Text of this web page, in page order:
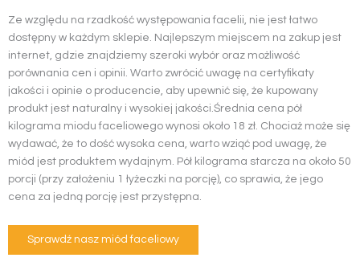
Ze względu na rzadkość występowania facelii, nie jest łatwo
dostępny w każdym sklepie. Najlepszym miejscem na zakup jest
internet, gdzie znajdziemy szeroki wybór oraz możliwość
porównania cen i opinii. Warto zwrócić uwagę na certyfikaty
jakości i opinie o producencie, aby upewnić się, że kupowany
produkt jest naturalny i wysokiej jakości.Średnia cena pół
kilograma miodu faceliowego wynosi około 18 zł. Chociaż może się
wydawać, że to dość wysoka cena, warto wziąć pod uwagę, że
miód jest produktem wydajnym. Pół kilograma starcza na około 50
porcji (przy założeniu 1 łyżeczki na porcję), co sprawia, że jego
cena za jedną porcję jest przystępna.
Sprawdź nasz miód faceliowy